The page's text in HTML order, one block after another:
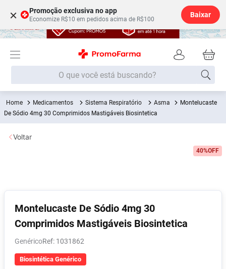
× Promoção exclusiva no app
Economize R$10 em pedidos acima de R$100
Baixar
O que você está buscando?
Medicamentos Sistema Respiratório Asma
Montelucaste
De Sódio 4mg 30 Comprimidos Mastigáveis Biosintetica
40%OFF
Montelucaste De Sódio 4mg 30
Comprimidos Mastigáveis Biosintetica
Genérico : 1031862
Biosintética Genérico
Voltar
Termos mais buscados
1º Fralda
2
5º Fralda G
6º Desodorante
7º Shampoo
8º Absorvente
9º Pampers Confort Sec